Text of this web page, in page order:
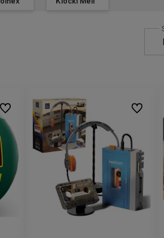
Do ulubionych Do